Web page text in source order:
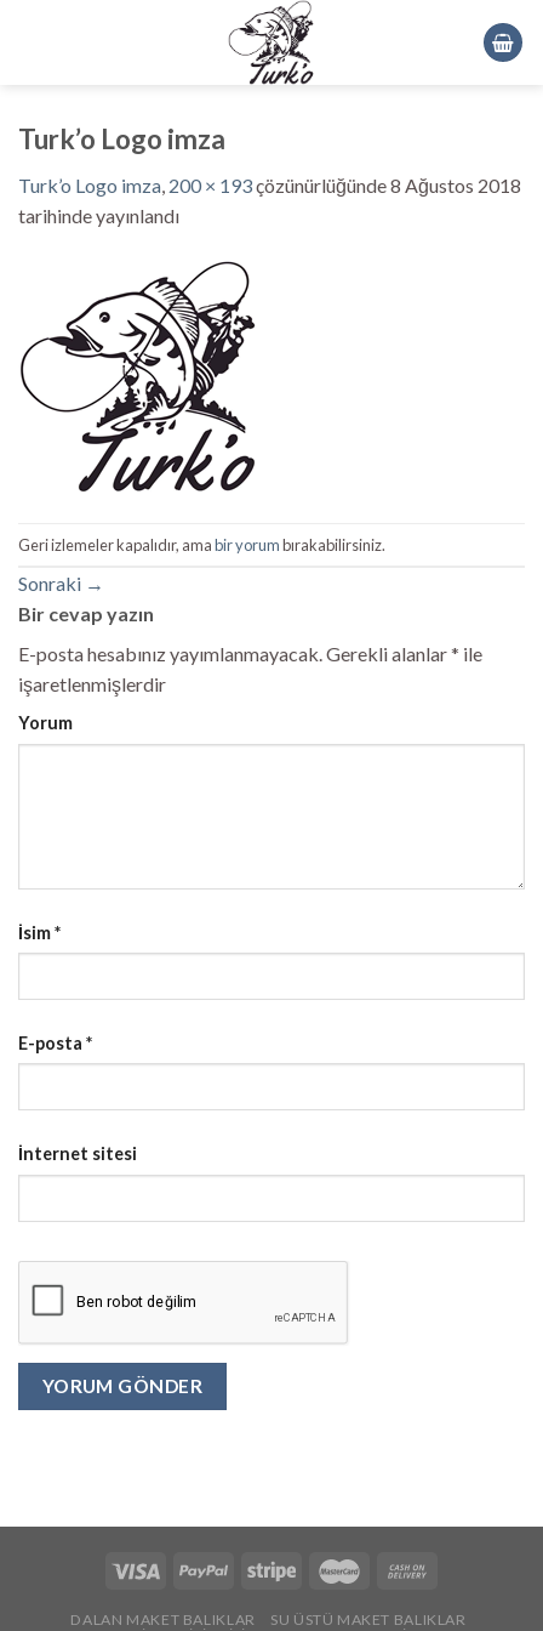
Turk’o Logo imza
Turk’o Logo imza, 200 × 193çözünürlüğünde8 Ağustos 2018
tarihinde yayınlandı
Geri izlemeler kapalıdır, amabir yorumbırakabilirsiniz.
Sonraki →
Bir cevap yazın
E-posta hesabınız yayımlanmayacak.Gerekli alanlar* ile
işaretlenmişlerdir
Yorum
İsim*
E-posta *
İnternet sitesi
DALAN MAKET BALIKLAR
SU ÜSTÜ MAKET BALIKLAR